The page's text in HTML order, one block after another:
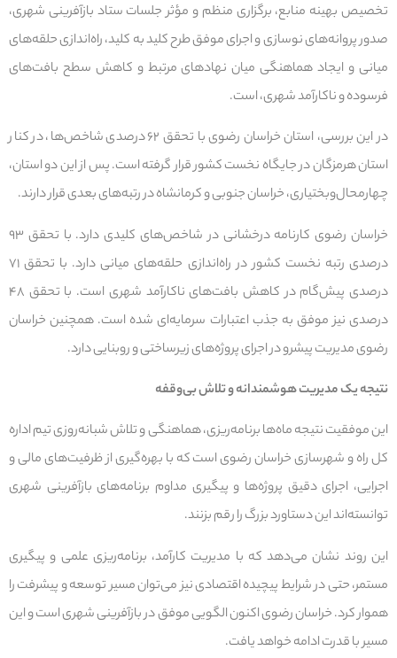
تخصیص بهینه منابع، برگزاری منظم و مؤثر جلسات ستاد بازآفرینی شهری،
صدور پروانه‌های نوسازی و اجرای موفق طرح کلید به کلید، راه‌اندازی حلقه‌های
میانی و ایجاد هماهنگی میان نهادهای مرتبط و کاهش سطح بافت‌های
فرسوده و ناکارآمد شهری، است.
در این بررسی، استان خراسان رضوی با تحقق ۶۲ درصدی شاخص‌ها، در کنار
استان هرمزگان در جایگاه نخست کشور قرار گرفته است. پس از این دو استان،
چهارمحال‌وبختیاری، خراسان جنوبی و کرمانشاه در رتبه‌های بعدی قرار دارند.
خراسان رضوی کارنامه درخشانی در شاخص‌های کلیدی دارد. با تحقق ۹۳
درصدی رتبه نخست کشور در راه‌اندازی حلقه‌های میانی دارد. با تحقق ۷۱
درصدی پیش‌گام در کاهش بافت‌های ناکارآمد شهری است. با تحقق ۴۸
درصدی نیز موفق به جذب اعتبارات سرمایه‌ای شده است. همچنین خراسان
رضوی مدیریت پیشرو در اجرای پروژه‌های زیرساختی و روبنایی دارد.
نتیجه یک مدیریت هوشمندانه و تلاش بی‌وقفه
این موفقیت نتیجه ماه‌ها برنامه‌ریزی، هماهنگی و تلاش شبانه‌روزی تیم اداره
کل راه و شهرسازی خراسان رضوی است که با بهره‌گیری از ظرفیت‌های مالی و
اجرایی، اجرای دقیق پروژه‌ها و پیگیری مداوم برنامه‌های بازآفرینی شهری
توانسته‌اند این دستاورد بزرگ را رقم بزنند.
این روند نشان می‌دهد که با مدیریت کارآمد، برنامه‌ریزی علمی و پیگیری
مستمر، حتی در شرایط پیچیده اقتصادی نیز می‌توان مسیر توسعه و پیشرفت را
هموار کرد. خراسان رضوی اکنون الگویی موفق در بازآفرینی شهری است و این
مسیر با قدرت ادامه خواهد یافت.